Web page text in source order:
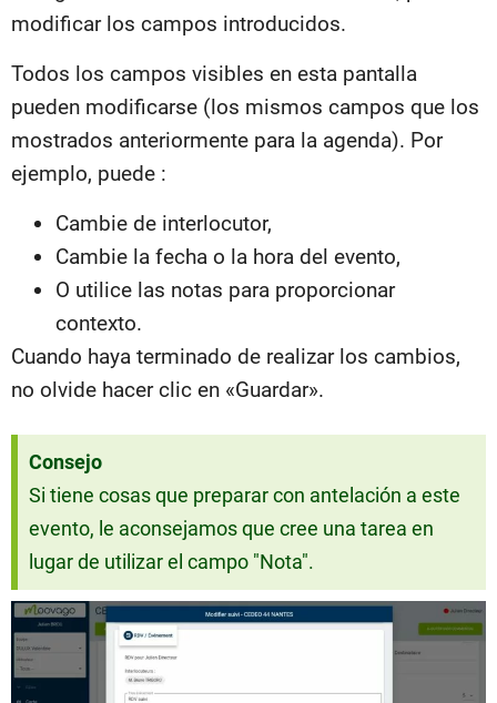
modificar los campos introducidos.
Todos los campos visibles en esta pantalla
pueden modificarse (los mismos campos que los
mostrados anteriormente para la agenda). Por
ejemplo, puede :
Cambie de interlocutor,
Cambie la fecha o la hora del evento,
O utilice las notas para proporcionar
contexto.
Cuando haya terminado de realizar los cambios,
no olvide hacer clic en «Guardar».
Consejo
Si tiene cosas que preparar con antelación a este
evento, le aconsejamos que cree una tarea en
lugar de utilizar el campo "Nota".